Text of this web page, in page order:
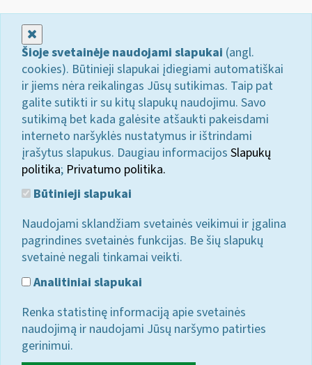
Šioje svetainėje naudojami slapukai (angl.
cookies). Būtinieji slapukai įdiegiami automatiškai
ir jiems nėra reikalingas Jūsų sutikimas. Taip pat
galite sutikti ir su kitų slapukų naudojimu. Savo
sutikimą bet kada galėsite atšaukti pakeisdami
interneto naršyklės nustatymus ir ištrindami
įrašytus slapukus. Daugiau informacijos Slapukų
politika; Privatumo politika.
Būtinieji slapukai
Naudojami sklandžiam svetainės veikimui ir įgalina
pagrindines svetainės funkcijas. Be šių slapukų
svetainė negali tinkamai veikti.
Analitiniai slapukai
Renka statistinę informaciją apie svetainės
naudojimą ir naudojami Jūsų naršymo patirties
gerinimui.